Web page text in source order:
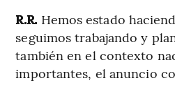
R.R. Hemos estado
seguimos trabajando y
también en el contexto
importantes, el anuncio